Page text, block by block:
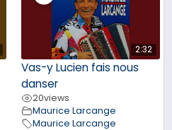
2:32
Vas-y Lucien fais nous
danser
20views
Maurice Larcange
Maurice Larcange